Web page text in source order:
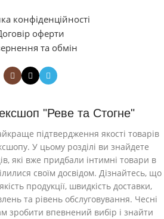
конфіденційності
оферти
та обмін
"Реве та Стогне"
підтвердження якості товарів
У цьому розділі ви знайдете
які вже придбали інтимні товари в
своїм досвідом. Дізнайтесь, що
продукції, швидкість доставки,
та рівень обслуговування. Чесні
зробити впевнений вибір і знайти